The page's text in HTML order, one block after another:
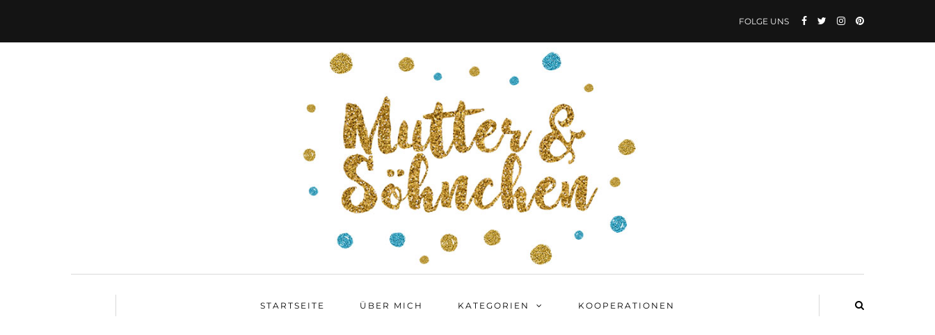
FOLGE UNS
STARTSEITE ÜBER MICH KATEGORIEN KOOPERATIONEN